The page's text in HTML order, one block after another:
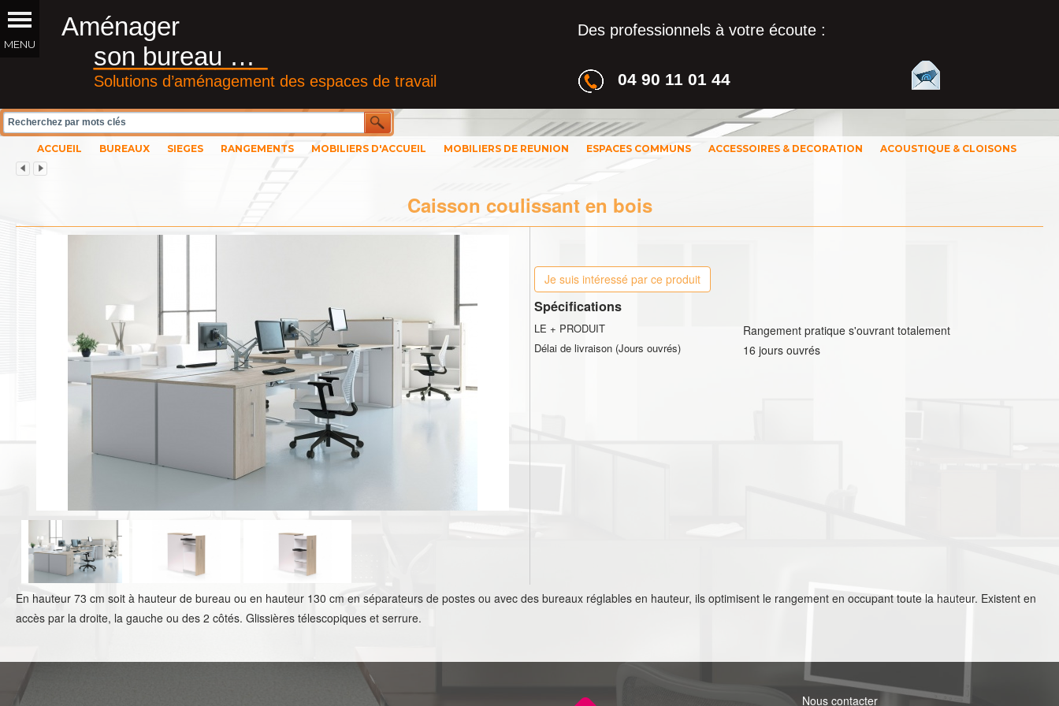
Aménager
son bureau …
Solutions d’aménagement des espaces de travail
Des professionnels à votre écoute :
04 90 11 01 44
__________
ACCUEIL BUREAUX SIEGES RANGEMENTS MOBILIERS D'ACCUEIL MOBILIERS DE REUNION ESPACES COMMUNS ACCESSOIRES & DECORATION ACOUSTIQUE & CLOISONS
Caisson coulissant en bois
Je suis intéressé par ce produit
Spécifications
LE + PRODUIT Rangement pratique s'ouvrant totalement
Délai de livraison (Jours ouvrés) 16 jours ouvrés
En hauteur 73 cm soit à hauteur de bureau ou en hauteur 130 cm en séparateurs de postes ou avec des bureaux réglables en hauteur, ils optimisent le rangement en occupant toute la hauteur. Existent en
accès par la droite, la gauche ou des 2 côtés. Glissières télescopiques et serrure.
Nous contacter